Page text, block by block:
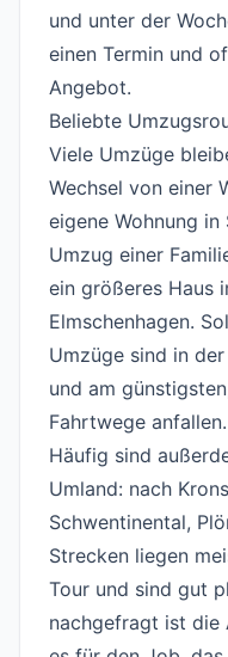
und unter der
einen Termin und
Angebot.
Beliebte
Viele Umzüge
Wechsel von einer
eigene Wohnung
Umzug einer
ein größeres Haus
Elmschenhagen.
Umzüge sind in
und am
Fahrtwege anfallen.
Häufig sind
Umland: nach
Schwentinental,
Strecken liegen
Tour und sind gut
nachgefragt ist die